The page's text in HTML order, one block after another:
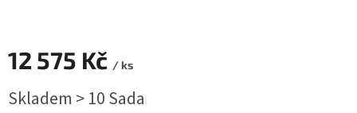
12 575 Kč / ks
Skladem > 10 Sada